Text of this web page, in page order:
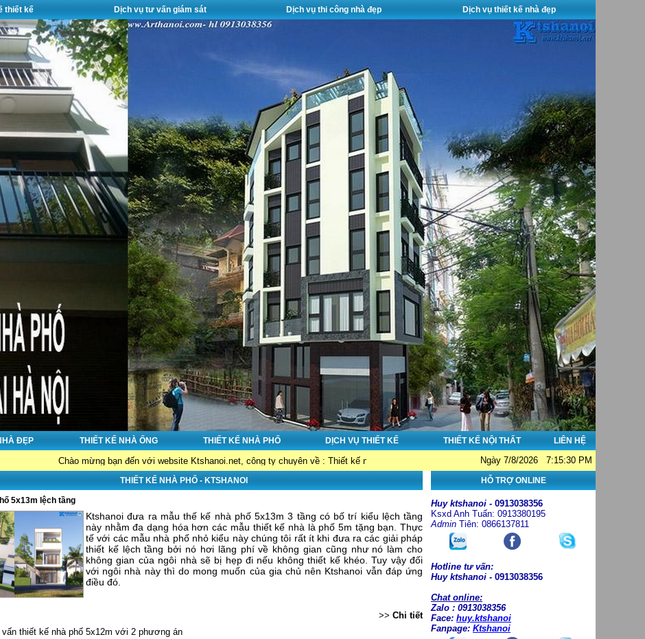
thiết kế Dịch vụ tư vấn giám sát Dịch vụ thi công nhà đẹp Dịch vụ thiết kế nhà đẹp
ĐẸP THIẾT KẾ NHÀ ỐNG THIẾT KẾ NHÀ PHỐ DỊCH VỤ THIẾT KẾ THIẾT KẾ NỘI THẤT LIÊN HỆ
Chào mừng bạn đến với website Ktshanoi.net, công ty chuyên về : Thiết kế nhà đẹp - Thi công nhà đẹp - Tư vấn giám sát. Hotline: 0913038356; Email:
Ngày 7/8/2026 7:15:30 PM
THIẾT KẾ NHÀ PHỐ - KTSHANOI
5x13m lệch tầng
Ktshanoi đưa ra mẫu thế kế nhà phố 5x13m 3 tầng có bố trí kiểu lệch tầng
này nhằm đa dạng hóa hơn các mẫu thiết kế nhà là phố 5m tặng bạn. Thực
tế với các mẫu nhà phố nhỏ kiểu này chúng tôi rất ít khi đưa ra các giải pháp
thiết kế lệch tầng bởi nó hơi lãng phí về không gian cũng như nó làm cho
không gian của ngôi nhà sẽ bị hẹp đi nếu không thiết kế khéo. Tuy vậy đối
với ngôi nhà này thì do mong muốn của gia chủ nên Ktshanoi vẫn đáp ứng
điều đó.
>> Chi tiết
thiết kế nhà phố 5x12m với 2 phương án
HỖ TRỢ ONLINE
Huy ktshanoi - 0913038356
Ksxd Anh Tuấn: 0913380195
Admin Tiên: 0866137811
Hotline tư vấn:
Huy ktshanoi - 0913038356
Chat online:
Zalo : 0913038356
Face: huy.ktshanoi
Fanpage: Ktshanoi